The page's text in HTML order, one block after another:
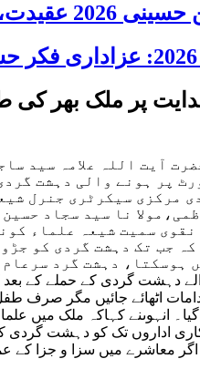
عزادار جلوسوں میں شریک
پر ملک بھر کی
آیت اللہ علامہ سید
پر ہونے والی دہشت
مرکزی سیکرٹری جنرل
نا سید سجاد
سمیت شیعہ علماء
جب تک دہشت گردی کو
ہوسکتا، دہشت گرد
والے دہشت گردی کے حملے کے
اٹھائے جائیں مگر صرف
انہوںنے کہاکہ ملک میں
اداروں تک کو دہشت گردی
اگر معاشرے میں سزا و جزا